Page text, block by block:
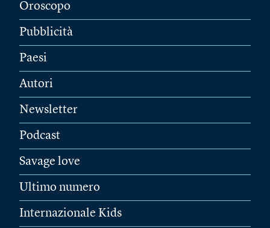
Oroscopo
Pubblicità
Paesi
Autori
Newsletter
Podcast
Savage love
Ultimo numero
Internazionale Kids